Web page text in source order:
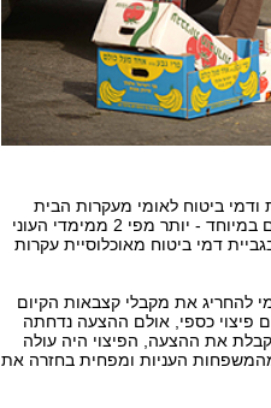
ביטוח לאומי מעקרות הבית
וקובעים כי ממדי העוני של עקרות הבית גבוהים במיוחד - יותר מפי 2 ממימדי העוני
דמי ביטוח מאוכלוסיית עקרות
להחריג את מקבלי קצבאות הקיום
פיצוי כספי, אולם ההצעה נדחתה
את ההצעה, הפיצוי היה עולה
מיליון שקל ופותר את הבעיה לכ-18% מהמשפחות העניות ומפחית בחזרה את